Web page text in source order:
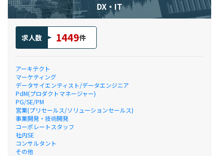
DX・IT
求人数 1449件
アーキテクト
マーケティング
データサイエンティスト/データエンジニア
PdM(プロダクトマネージャー)
PG/SE/PM
営業(プリセールス/ソリューションセールス)
事業開発・技術開発
コーポレートスタッフ
社内SE
コンサルタント
その他